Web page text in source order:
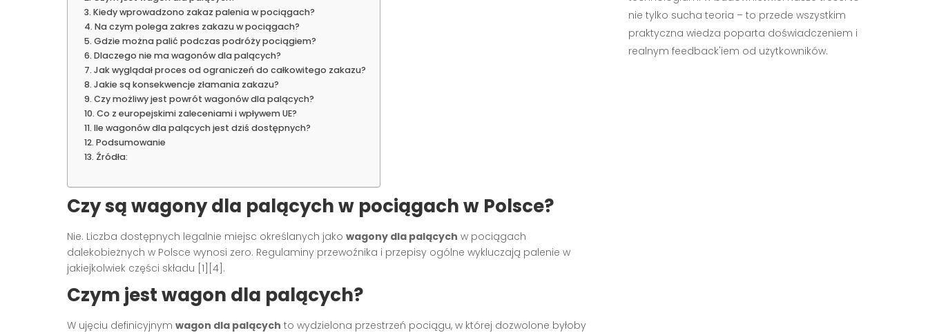
Kiedy wprowadzono zakaz palenia w pociągach?
Na czym polega zakres zakazu w pociągach?
Gdzie można palić podczas podróży pociągiem?
Dlaczego nie ma wagonów dla palących?
Jak wyglądał proces od ograniczeń do całkowitego zakazu?
Jakie są konsekwencje złamania zakazu?
Czy możliwy jest powrót wagonów dla palących?
Co z europejskimi zaleceniami i wpływem UE?
Ile wagonów dla palących jest dziś dostępnych?
Podsumowanie
Źródła:
Czy są wagony dla palących w pociągach w Polsce?
Nie. Liczba dostępnych legalnie miejsc określanych jako wagony dla palących w pociągach
dalekobieżnych w Polsce wynosi zero. Regulaminy przewoźnika i przepisy ogólne wykluczają palenie w
jakiejkolwiek części składu [1][4].
Czym jest wagon dla palących?
W ujęciu definicyjnym wagon dla palących to wydzielona przestrzeń pociągu, w której dozwolone byłoby
nie tylko sucha teoria – to przede wszystkim
praktyczna wiedza poparta doświadczeniem i
realnym feedback'iem od użytkowników.